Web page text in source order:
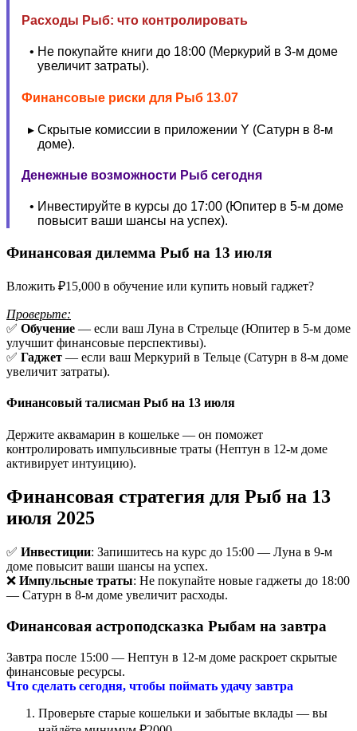
Расходы Рыб: что контролировать
Не покупайте книги до 18:00 (Меркурий в 3-м доме
увеличит затраты).
Финансовые риски для Рыб 13.07
Скрытые комиссии в приложении Y (Сатурн в 8-м
доме).
Денежные возможности Рыб сегодня
Инвестируйте в курсы до 17:00 (Юпитер в 5-м доме
повысит ваши шансы на успех).
Финансовая дилемма Рыб на 13 июля
Вложить ₽15,000 в обучение или купить новый гаджет?
Проверьте:
✅ Обучение — если ваш Луна в Стрельце (Юпитер в 5-м доме
улучшит финансовые перспективы).
✅ Гаджет — если ваш Меркурий в Тельце (Сатурн в 8-м доме
увеличит затраты).
Финансовый талисман Рыб на 13 июля
Держите аквамарин в кошельке — он поможет
контролировать импульсивные траты (Нептун в 12-м доме
активирует интуицию).
Финансовая стратегия для Рыб на 13
июля 2025
✅ Инвестиции: Запишитесь на курс до 15:00 — Луна в 9-м
доме повысит ваши шансы на успех.
❌ Импульсные траты: Не покупайте новые гаджеты до 18:00
— Сатурн в 8-м доме увеличит расходы.
Финансовая астроподсказка Рыбам на завтра
Завтра после 15:00 — Нептун в 12-м доме раскроет скрытые
финансовые ресурсы.
Что сделать сегодня, чтобы поймать удачу завтра
Проверьте старые кошельки и забытые вклады — вы